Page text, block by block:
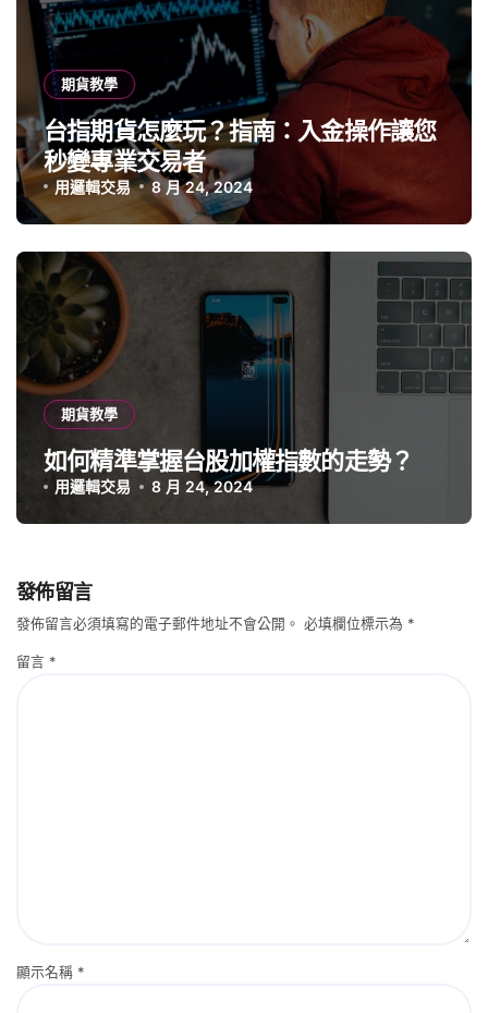
期貨教學
台指期貨怎麼玩？指南：入金操作讓您
秒變專業交易者
用邏輯交易 8 月 24, 2024
期貨教學
如何精準掌握台股加權指數的走勢？
用邏輯交易 8 月 24, 2024
發佈留言
發佈留言必須填寫的電子郵件地址不會公開。 必填欄位標示為 *
留言 *
顯示名稱 *